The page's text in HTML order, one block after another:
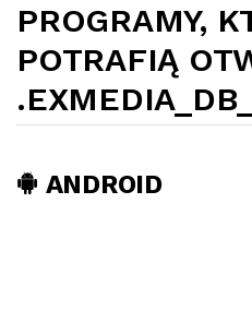
PROGRAMY,
POTRAFIĄ
ANDROID